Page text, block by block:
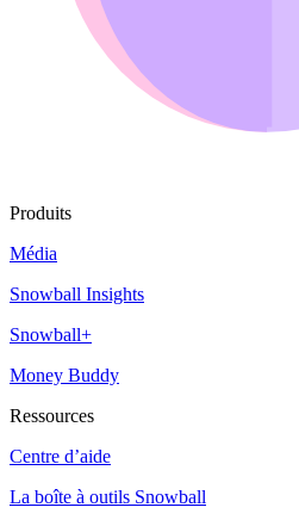
Produits
Média
Snowball Insights
Snowball+
Money Buddy
Ressources
Centre d’aide
La boîte à outils Snowball